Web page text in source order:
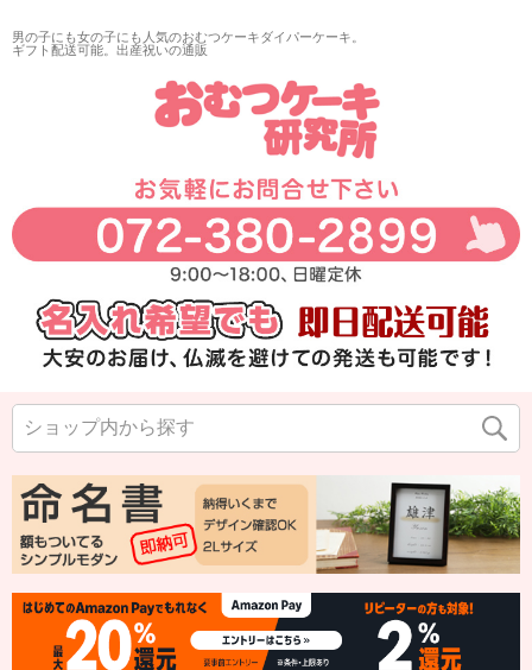
男の子にも女の子にも人気のおむつケーキダイパーケーキ。
ギフト配送可能。出産祝いの通販